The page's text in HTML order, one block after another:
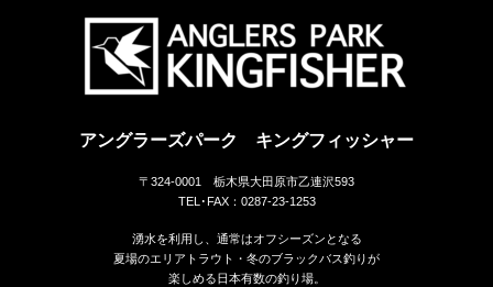
アングラーズパーク キングフィッシャー
〒324-0001 栃木県大田原市乙連沢593
TEL･FAX：0287-23-1253
湧水を利用し、通常はオフシーズンとなる
夏場のエリアトラウト・冬のブラックバス釣りが
楽しめる日本有数の釣り場。